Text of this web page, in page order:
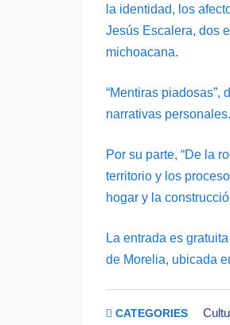
la identidad, los
Jesús Escalera, dos
michoacana.
“Mentiras
narrativas
Por su parte, “De la
territorio y los
hogar y la
La entrada es
de Morelia, ubicada
CATEGORIES